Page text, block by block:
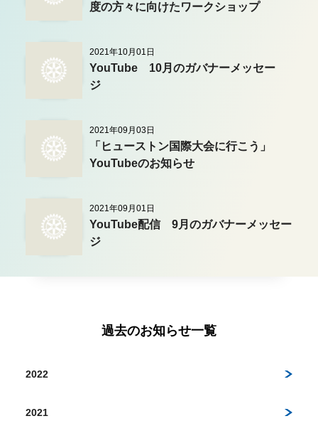
度の方々に向けたワークショップ
2021年10月01日
YouTube 10月のガバナーメッセー
ジ
2021年09月03日
「ヒューストン国際大会に行こう」
YouTubeのお知らせ
2021年09月01日
YouTube配信 9月のガバナーメッセー
ジ
過去のお知らせ一覧
2022
2021